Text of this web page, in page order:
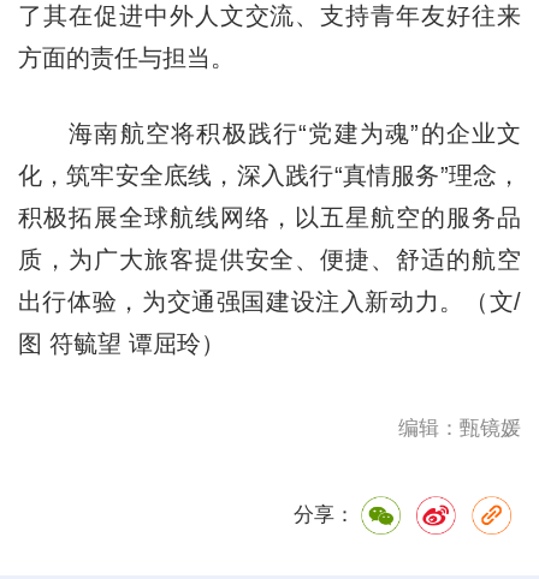
了其在促进中外人文交流、支持青年友好往来
方面的责任与担当。
海南航空将积极践行“党建为魂”的企业文
化，筑牢安全底线，深入践行“真情服务”理念，
积极拓展全球航线网络，以五星航空的服务品
质，为广大旅客提供安全、便捷、舒适的航空
出行体验，为交通强国建设注入新动力。（文/
图 符毓望 谭屈玲）
编辑：甄镜媛
分享：